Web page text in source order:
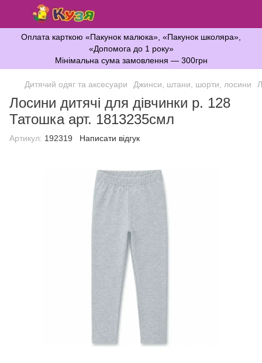
Оплата карткою «Пакунок малюка», «Пакунок школяра»,
«Допомога до 1 року»
Мінімальна сума замовлення — 300грн
Дитячий одяг та аксесуари Джинси, штани, шорти, лосини
Лосини дитячі для дівчинки р. 128
Татошка арт. 1813235смл
Артикул: 192319 Написати відгук